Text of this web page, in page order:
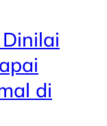
di